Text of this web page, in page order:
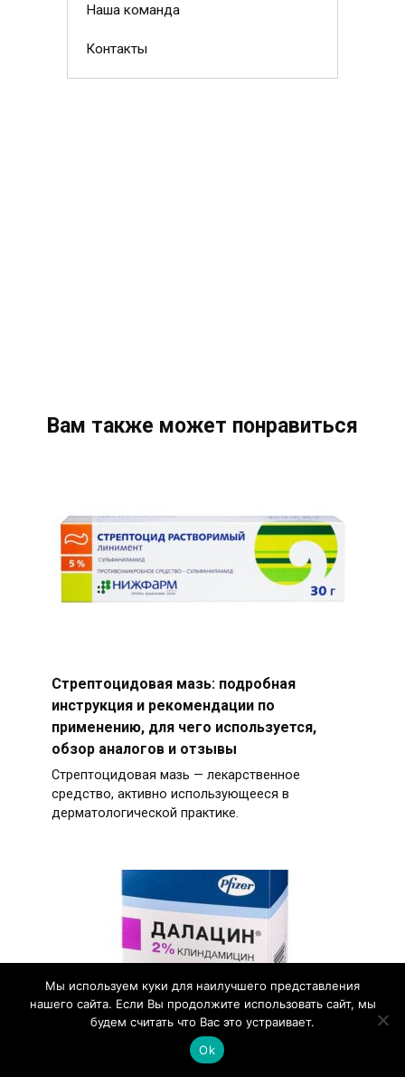
Наша команда
Контакты
Вам также может понравиться
Стрептоцидовая мазь: подробная
инструкция и рекомендации по
применению, для чего используется,
обзор аналогов и отзывы
Стрептоцидовая мазь — лекарственное
средство, активно использующееся в
дерматологической практике.
Мы используем куки для наилучшего представления
нашего сайта. Если Вы продолжите использовать сайт, мы
будем считать что Вас это устраивает.
Ok